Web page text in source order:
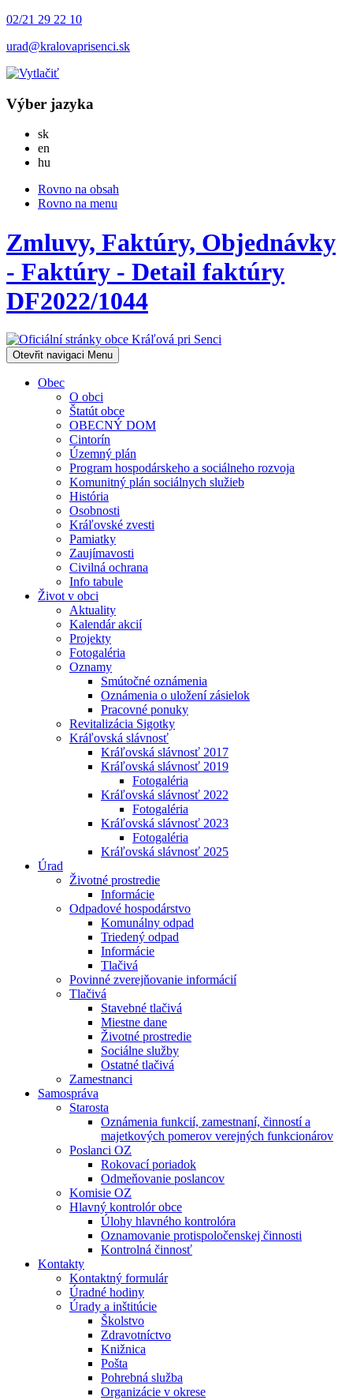
02/21 29 22 10
urad@kralovaprisenci.sk
Výber jazyka
skSlovensky
en
hu
Rovno na obsah
Rovno na menu
Zmluvy, Faktúry, Objednávky
- Faktúry - Detail faktúry
DF2022/1044
Otevřit navigaci Menu
Obec
O obci
Štatút obce
OBECNÝ DOM
Cintorín
Územný plán
Program hospodárskeho a sociálneho rozvoja
Komunitný plán sociálnych služieb
História
Osobnosti
Kráľovské zvesti
Pamiatky
Zaujímavosti
Civilná ochrana
Info tabule
Život v obci
Aktuality
Kalendár akcií
Projekty
Fotogaléria
Oznamy
Smútočné oznámenia
Oznámenia o uložení zásielok
Pracovné ponuky
Revitalizácia Sigotky
Kráľovská slávnosť
Kráľovská slávnosť 2017
Kráľovská slávnosť 2019
Fotogaléria
Kráľovská slávnosť 2022
Fotogaléria
Kráľovská slávnosť 2023
Fotogaléria
Kráľovská slávnosť 2025
Úrad
Životné prostredie
Informácie
Odpadové hospodárstvo
Komunálny odpad
Triedený odpad
Informácie
Tlačivá
Povinné zverejňovanie informácií
Tlačivá
Stavebné tlačivá
Miestne dane
Životné prostredie
Sociálne služby
Ostatné tlačivá
Zamestnanci
Samospráva
Starosta
Oznámenia funkcií, zamestnaní, činností a
majetkových pomerov verejných funkcionárov
Poslanci OZ
Rokovací poriadok
Odmeňovanie poslancov
Komisie OZ
Hlavný kontrolór obce
Úlohy hlavného kontrolóra
Oznamovanie protispoločenskej činnosti
Kontrolná činnosť
Kontakty
Kontaktný formulár
Úradné hodiny
Úrady a inštitúcie
Školstvo
Zdravotníctvo
Knižnica
Pošta
Pohrebná služba
Organizácie v okrese